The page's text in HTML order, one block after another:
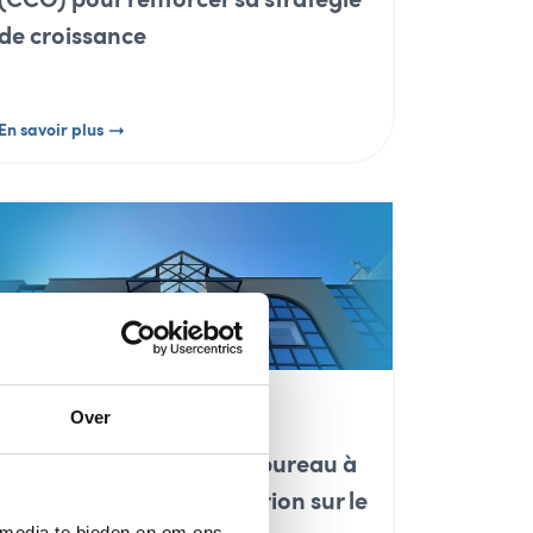
Over
croissance
En savoir plus
COEO GROUP
coeo ouvre un nouveau bureau à
Gand et renforce sa position sur le